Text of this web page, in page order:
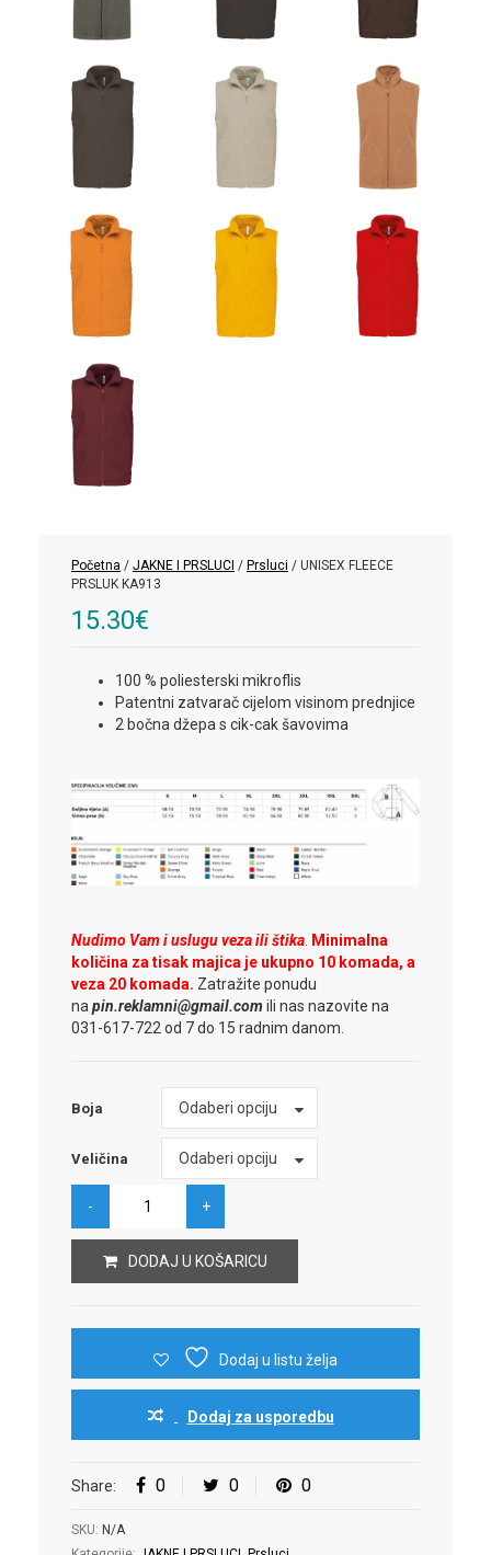
Početna / JAKNE I PRSLUCI / Prsluci / UNISEX FLEECE
PRSLUK KA913
15.30€
100 % poliesterski mikroflis
Patentni zatvarač cijelom visinom prednjice
2 bočna džepa s cik-cak šavovima
Nudimo Vam i uslugu veza ili štika. Minimalna
količina za tisak majica je ukupno 10 komada, a
veza 20 komada. Zatražite ponudu
napin.reklamni@gmail.com ili nas nazovite na
031-617-722 od 7 do 15 radnim danom.
Boja Odaberi opciju
Boja
Veličina Odaberi opciju
Veličina
DODAJ U KOŠARICU
Dodaj u listu želja
Dodaj za usporedbu
Share: 0 0 0
SKU: N/A